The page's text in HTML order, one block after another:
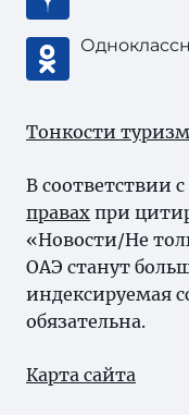
Тонкости
В соответствии
правах при
«Новости/Не
ОАЭ станут
индексируемая
обязательна.
Карта сайта